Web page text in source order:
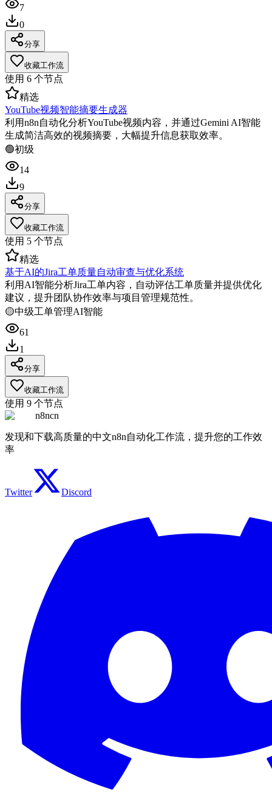
7
0
分享
收藏工作流
使用 6 个节点
精选
YouTube视频智能摘要生成器
利用n8n自动化分析YouTube视频内容，并通过Gemini AI智能
生成简洁高效的视频摘要，大幅提升信息获取效率。
🟢初级
14
9
分享
收藏工作流
使用 5 个节点
精选
基于AI的Jira工单质量自动审查与优化系统
利用AI智能分析Jira工单内容，自动评估工单质量并提供优化
建议，提升团队协作效率与项目管理规范性。
🟡中级工单管理AI智能
61
1
分享
收藏工作流
使用 9 个节点
n8ncn
发现和下载高质量的中文n8n自动化工作流，提升您的工作效
率
Twitter Discord